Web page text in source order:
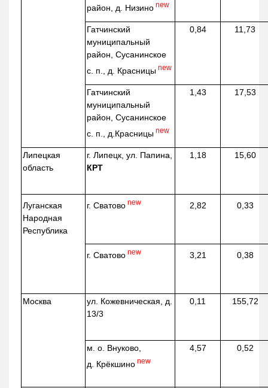
район, д. Низино new
Гатчинский
муниципальный
район, Сусанинское
с. п., д. Красницы new
0,84 11,73
Гатчинский
муниципальный
район, Сусанинское
с. п., д.Красницы new
1,43 17,53
Липецкая
область
г. Липецк, ул. Папина,
КРТ
1,18 15,60
Луганская
Народная
Республика
г. Сватово new 2,82 0,33
г. Сватово new 3,21 0,38
Москва ул. Кожевническая, д.
13/3
0,11 155,72
м. о. Внуково,
д. Крёкшино new
4,57 0,52